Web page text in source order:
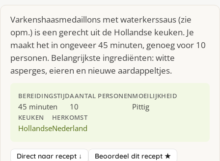
Varkenshaasmedaillons met waterkerssaus (zie
opm.) is een gerecht uit de Hollandse keuken. Je
maakt het in ongeveer 45 minuten, genoeg voor 10
personen. Belangrijkste ingrediënten: witte
asperges, eieren en nieuwe aardappeltjes.
BEREIDINGSTIJD
45 minuten
AANTAL PERSONEN
10
MOEILIJKHEID
Pittig
KEUKEN
Hollandse
HERKOMST
Nederland
Direct naar recept ↓ Beoordeel dit recept ★